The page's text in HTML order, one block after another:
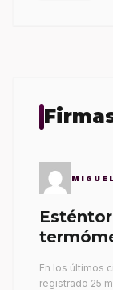
En los últimos
registrado 25